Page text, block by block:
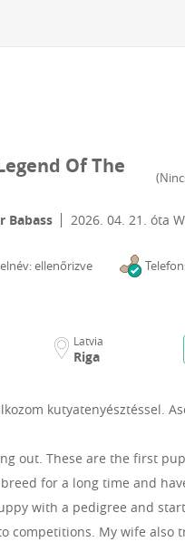
Of The
(
Babass 2026. 04. 21. óta
ellenőrizve
Latvia
Riga
kutyatenyésztéssel.
out. These are the first
for a long time and
with a pedigree and
competitions. My wife also